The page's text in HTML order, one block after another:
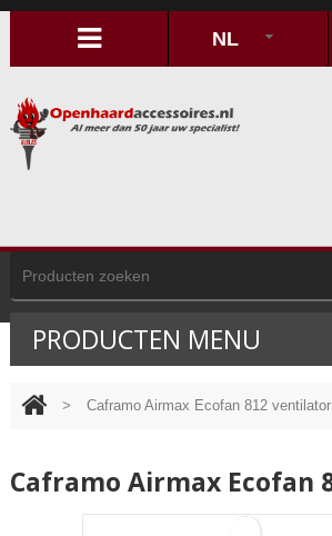
NL
PRODUCTEN MENU
> Caframo Airmax Ecofan 812 ventilator